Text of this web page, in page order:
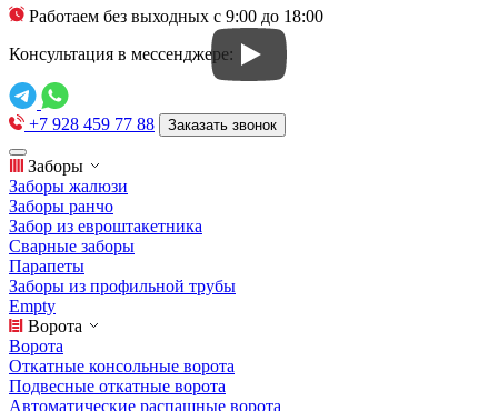
Работаем без выходных с 9:00 до 18:00
Консультация в мессенджере:
+7 928 459 77 88 Заказать звонок
Заборы
Заборы жалюзи
Заборы ранчо
Забор из евроштакетника
Сварные заборы
Парапеты
Заборы из профильной трубы
Empty
Ворота
Ворота
Откатные консольные ворота
Подвесные откатные ворота
Автоматические распашные ворота